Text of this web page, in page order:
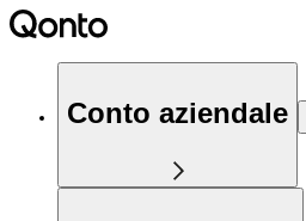
Conto aziendale